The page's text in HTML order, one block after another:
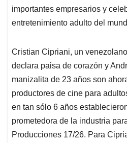
importantes empresarios y
entretenimiento adulto del
Cristian Cipriani, un
declara paisa de corazón y
manizalita de 23 años son
productores de cine para
en tan sólo 6 años
prometedora de la industria
Producciones 17/26. Para